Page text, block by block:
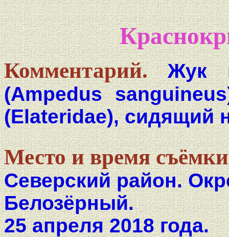
Комментарий.Жук
(Ampedus
(Elateridae), сидящий
Место и время
Северский район.
Белозёрный.
25 апреля 2018 года.